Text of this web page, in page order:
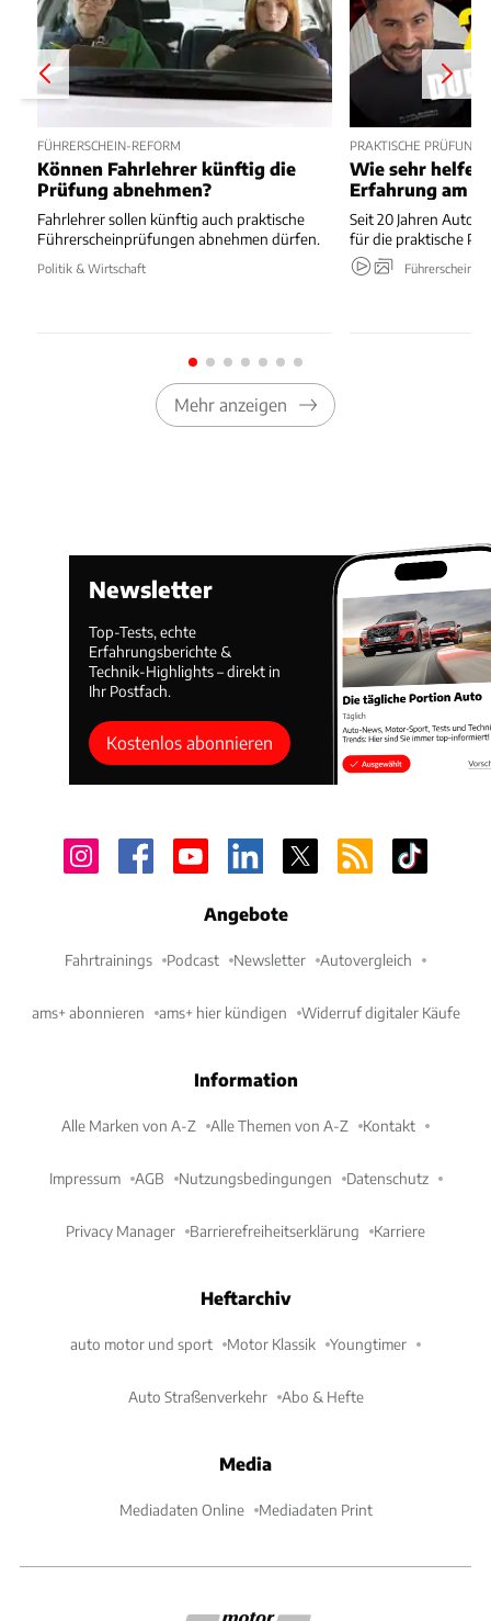
FÜHRERSCHEIN-REFORM
Können Fahrlehrer künftig die
Prüfung abnehmen?
Fahrlehrer sollen künftig auch praktische
Führerscheinprüfungen abnehmen dürfen.
Politik & Wirtschaft
PRAKTISCHE PRÜFUNG
Wie sehr helfen
Erfahrung am
Seit 20 Jahren
für die praktische
Führerschein
Mehr anzeigen
Newsletter
Top-Tests, echte
Erfahrungsberichte &
Technik-Highlights – direkt in
Ihr Postfach.
Kostenlos abonnieren
Angebote
Fahrtrainings Podcast Newsletter Autovergleich
ams+ abonnieren ams+ hier kündigen Widerruf digitaler Käufe
Information
Alle Marken von A-Z Alle Themen von A-Z Kontakt
Impressum AGB Nutzungsbedingungen Datenschutz
Privacy Manager Barrierefreiheitserklärung Karriere
Heftarchiv
auto motor und sport Motor Klassik Youngtimer
Auto Straßenverkehr Abo & Hefte
Media
Mediadaten Online Mediadaten Print